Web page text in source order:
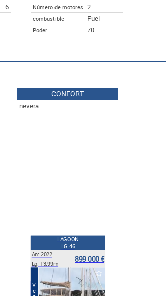
6 Número de motores 2
combustible Fuel
Poder 70
CONFORT
nevera
LAGOON
LG 46
An: 2022
Lg: 13.99m
899 000 €